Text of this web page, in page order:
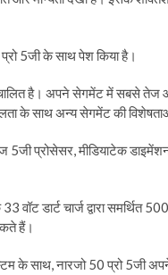
5जी के साथ पेश किया है।
संचालित है। अपने सेगमेंट में सबसे
के साथ अन्य सेगमेंट की
प्रोसेसर, मीडियाटेक
डार्ट चार्ज द्वारा समर्थित
हैं।
के साथ, नारजो 50 प्रो